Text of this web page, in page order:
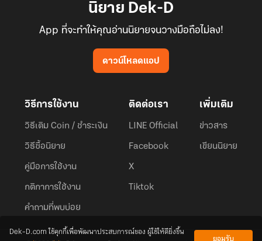
นิยาย Dek-D
App ที่จะทำให้คุณอ่านนิยายจนวางมือถือไม่ลง!
ดาวน์โหลดแอป
วิธีการใช้งาน
วิธีเติม Coin / ชำระเงิน
วิธีซื้อนิยาย
คู่มือการใช้งาน
กติกาการใช้งาน
คำถามที่พบบ่อย
ติดต่อเรา
LINE Official
Facebook
X
Tiktok
เพิ่มเติม
ข่าวสาร
เขียนนิยาย
Dek-D.com ใช้คุกกี้เพื่อพัฒนาประสบการณ์ของ ผู้ใช้ให้ดียิ่งขึ้น